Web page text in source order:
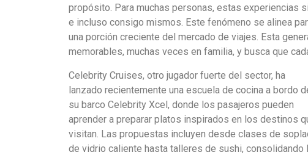
propósito. Para muchas personas, estas experiencias
e incluso consigo mismos. Este fenómeno se alinea
una porción creciente del mercado de viajes. Esta
memorables, muchas veces en familia, y busca que
Celebrity Cruises, otro jugador fuerte del sector, ha
lanzado recientemente una escuela de cocina a bordo
su barco Celebrity Xcel, donde los pasajeros pueden
aprender a preparar platos inspirados en los destinos
visitan. Las propuestas incluyen desde clases de
de vidrio caliente hasta talleres de sushi, consolidando